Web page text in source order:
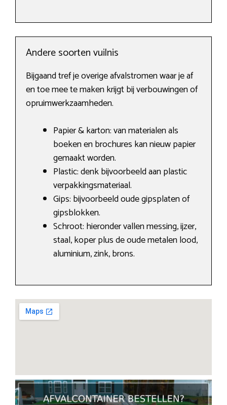
Andere soorten vuilnis
Bijgaand tref je overige afvalstromen waar je af
en toe mee te maken krijgt bij verbouwingen of
opruimwerkzaamheden.
Papier & karton: van materialen als
boeken en brochures kan nieuw papier
gemaakt worden.
Plastic: denk bijvoorbeeld aan plastic
verpakkingsmateriaal.
Gips: bijvoorbeeld oude gipsplaten of
gipsblokken.
Schroot: hieronder vallen messing, ijzer,
staal, koper plus de oude metalen lood,
aluminium, zink, brons.